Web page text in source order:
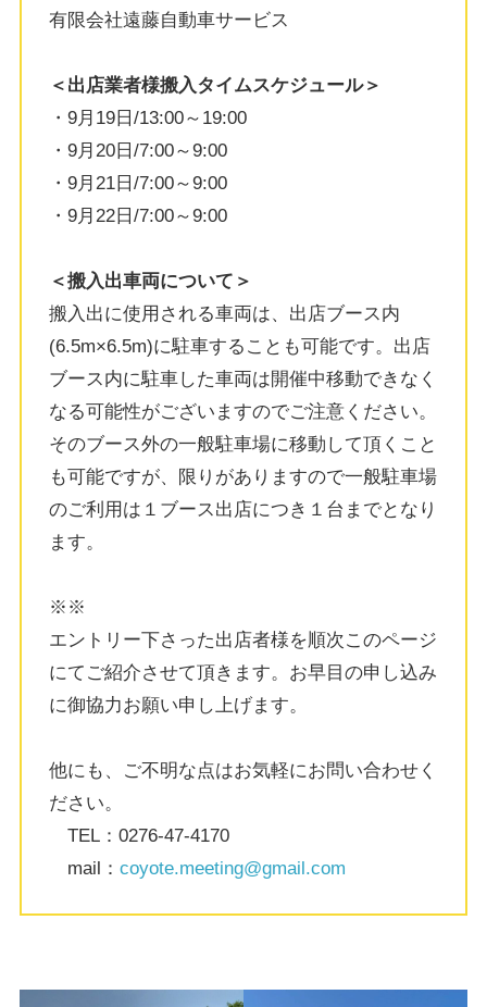
有限会社遠藤自動車サービス
＜出店業者様搬入タイムスケジュール＞
・9月19日/13:00～19:00
・9月20日/7:00～9:00
・9月21日/7:00～9:00
・9月22日/7:00～9:00
＜搬入出車両について＞
搬入出に使用される車両は、出店ブース内
(6.5m×6.5m)に駐車することも可能です。出店
ブース内に駐車した車両は開催中移動できなく
なる可能性がございますのでご注意ください。
そのブース外の一般駐車場に移動して頂くこと
も可能ですが、限りがありますので一般駐車場
のご利用は１ブース出店につき１台までとなり
ます。
※※
エントリー下さった出店者様を順次このページ
にてご紹介させて頂きます。お早目の申し込み
に御協力お願い申し上げます。
他にも、ご不明な点はお気軽にお問い合わせく
ださい。
TEL：0276-47-4170
mail：coyote.meeting@gmail.com